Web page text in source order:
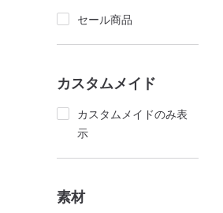
セール商品
カスタムメイド
カスタムメイドのみ表
示
素材